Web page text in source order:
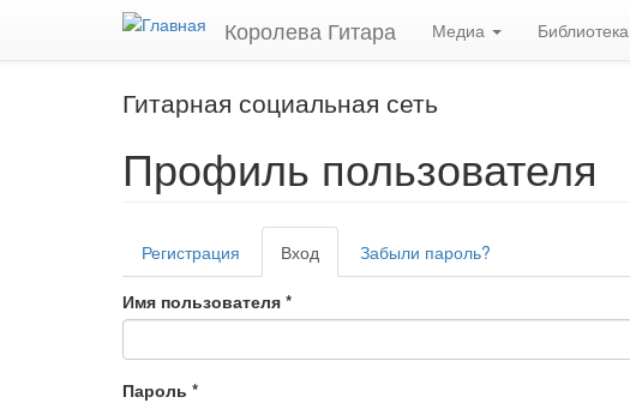
Королева Гитара Медиа Библиотека
Гитарная социальная сеть
Профиль пользователя
Главные
вкладки
Регистрация Вход (активная
вкладка)
Забыли пароль?
Имя пользователя *
Пароль *